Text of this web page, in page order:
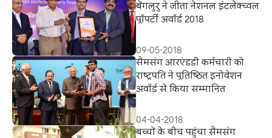
बेंगलुरु ने जीता नेशनल इंटलेक्च्वल
प्रॉपर्टी अवॉर्ड 2018
09-05-2018
सैमसंग आरएंडडी कर्मचारी को
राष्‍ट्रपति ने प्रतिष्ठित इनोवेशन
अवॉर्ड से किया सम्मानित
04-04-2018
बच्चों के बीच पहुंचा सैमसंग